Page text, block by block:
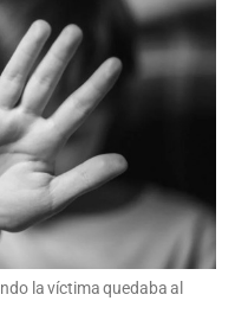
la víctima quedaba al